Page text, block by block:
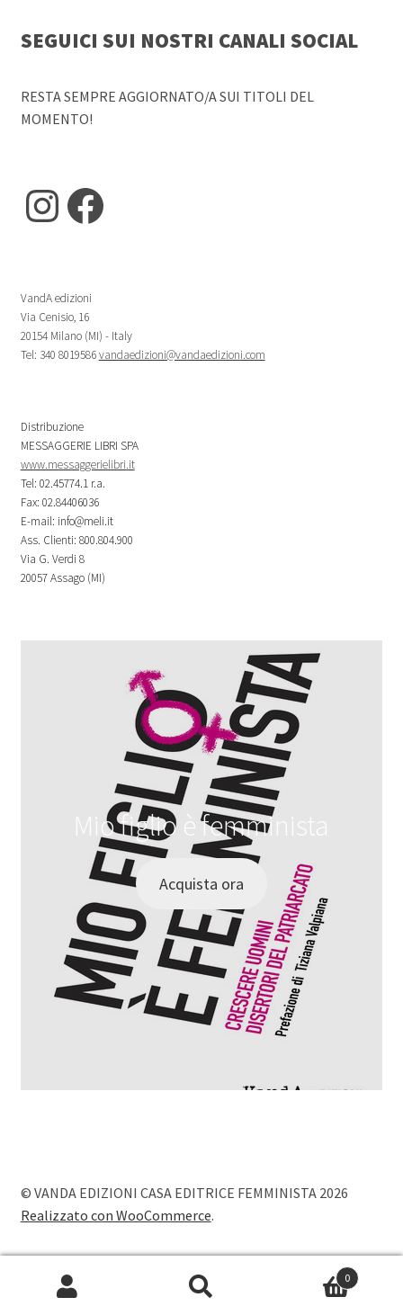
SEGUICI SUI NOSTRI CANALI SOCIAL
RESTA SEMPRE AGGIORNATO/A SUI TITOLI DEL
MOMENTO!
Instagram
Facebook
VandA edizioni
Via Cenisio, 16
20154 Milano (MI) - Italy
Tel: 340 8019586vandaedizioni@vandaedizioni.com
Distribuzione
MESSAGGERIE LIBRI SPA
www.messaggerielibri.it
Tel: 02.45774.1 r.a.
Fax: 02.84406036
E-mail: info@meli.it
Ass. Clienti: 800.804.900
Via G. Verdi 8
20057 Assago (MI)
Mio figlio è femminista
Acquista ora
© VANDA EDIZIONI CASA EDITRICE FEMMINISTA 2026
Realizzato con WooCommerce.
0